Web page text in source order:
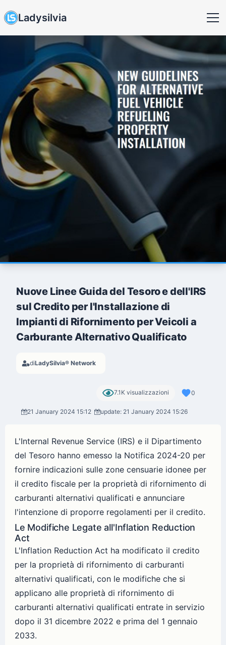
Ladysilvia
Nuove Linee Guida del Tesoro e dell'IRS
sul Credito per l'Installazione di
Impianti di Rifornimento per Veicoli a
Carburante Alternativo Qualificato
diLadySilvia® Network
7.1K visualizzazioni 0
21 January 2024 15:12 update: 21 January 2024 15:26
L'Internal Revenue Service (IRS) e il Dipartimento
del Tesoro hanno emesso la Notifica 2024-20 per
fornire indicazioni sulle zone censuarie idonee per
il credito fiscale per la proprietà di rifornimento di
carburanti alternativi qualificati e annunciare
l'intenzione di proporre regolamenti per il credito.
Le Modifiche Legate all'Inflation Reduction
Act
L'Inflation Reduction Act ha modificato il credito
per la proprietà di rifornimento di carburanti
alternativi qualificati, con le modifiche che si
applicano alle proprietà di rifornimento di
carburanti alternativi qualificati entrate in servizio
dopo il 31 dicembre 2022 e prima del 1 gennaio
2033.